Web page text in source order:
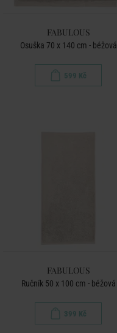
FABULOUS
Osuška 70 x 140 cm - béžová
599 Kč
FABULOUS
Ručník 50 x 100 cm - béžová
399 Kč